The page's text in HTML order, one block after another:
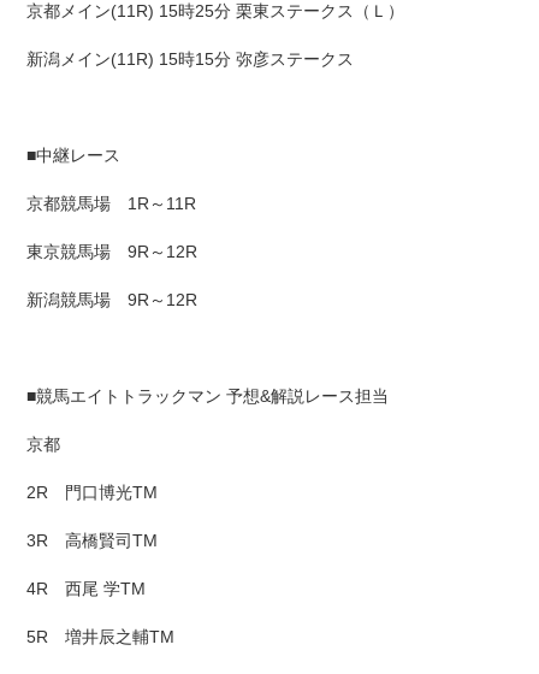
京都メイン(11R) 15時25分 栗東ステークス（Ｌ）
新潟メイン(11R) 15時15分 弥彦ステークス
■中継レース
京都競馬場 1R～11R
東京競馬場 9R～12R
新潟競馬場 9R～12R
■競馬エイトトラックマン 予想&解説レース担当
京都
2R 門口博光TM
3R 高橋賢司TM
4R 西尾 学TM
5R 増井辰之輔TM